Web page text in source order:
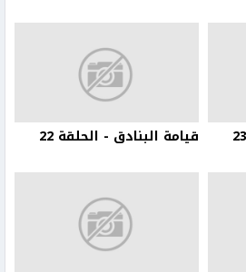
قيامة البنادق - الحلقة 22